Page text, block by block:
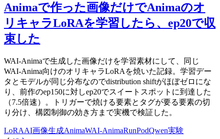
Animaで作った画像だけでAnimaのオ
リキャラLoRAを学習したら、ep20で収
束した
WAI-Animaで生成した画像だけを学習素材にして、同じ
WAI-Anima向けのオリキャラLoRAを焼いた記録。学習デー
タとモデルが同じ分布なのでdistribution shiftがほぼゼロにな
り、前作のep150に対しep20でスイートスポットに到達した
（7.5倍速）。トリガーで焼ける要素とタグが要る要素の切
り分け、構図制御の効き方まで実機で検証した。
LoRAAI画像生成AnimaWAI-AnimaRunPodQwen実験